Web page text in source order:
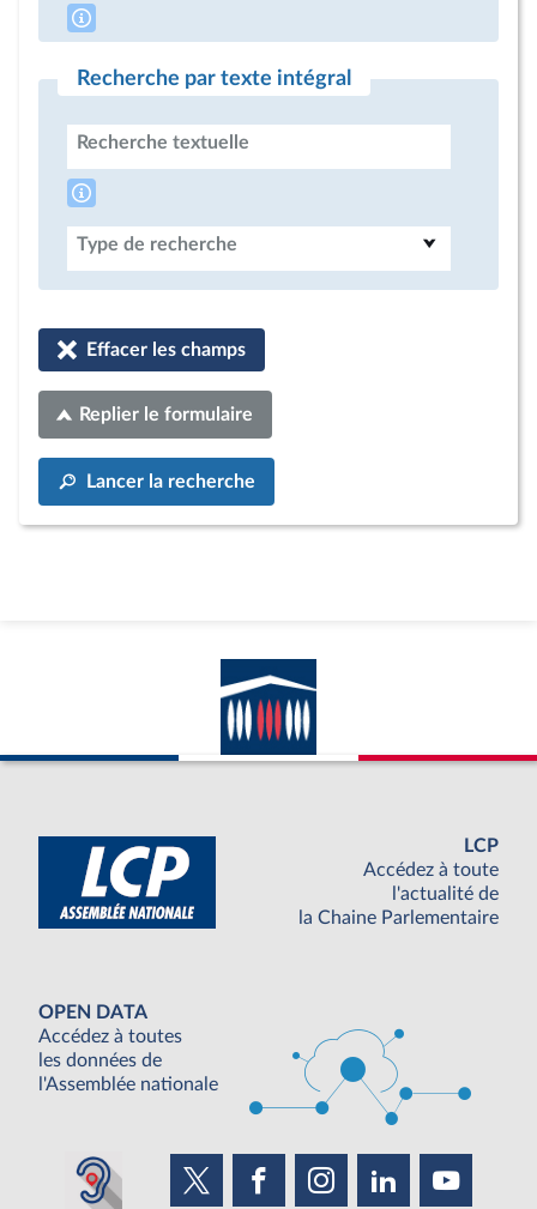
Recherche par texte intégral
Recherche textuelle
Type de recherche
Effacer les champs
Replier le formulaire
Lancer la recherche
LCP
Accédez à toute
l'actualité de
la Chaine Parlementaire
OPEN DATA
Accédez à toutes
les données de
l'Assemblée nationale